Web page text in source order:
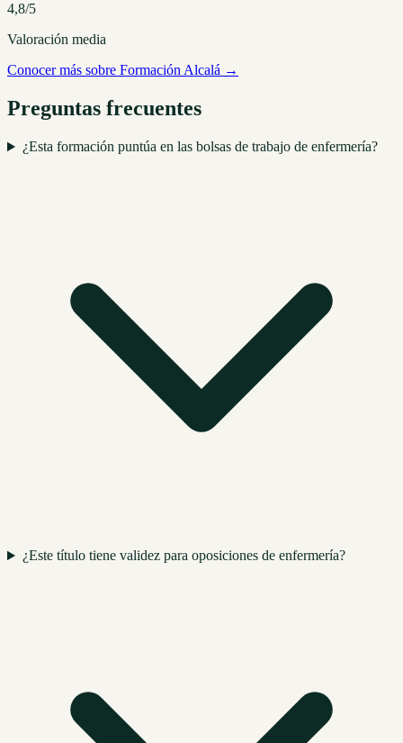
4,8/5
Valoración media
Conocer más sobre Formación Alcalá →
Preguntas frecuentes
¿Esta formación puntúa en las bolsas de trabajo de enfermería?
¿Este título tiene validez para oposiciones de enfermería?